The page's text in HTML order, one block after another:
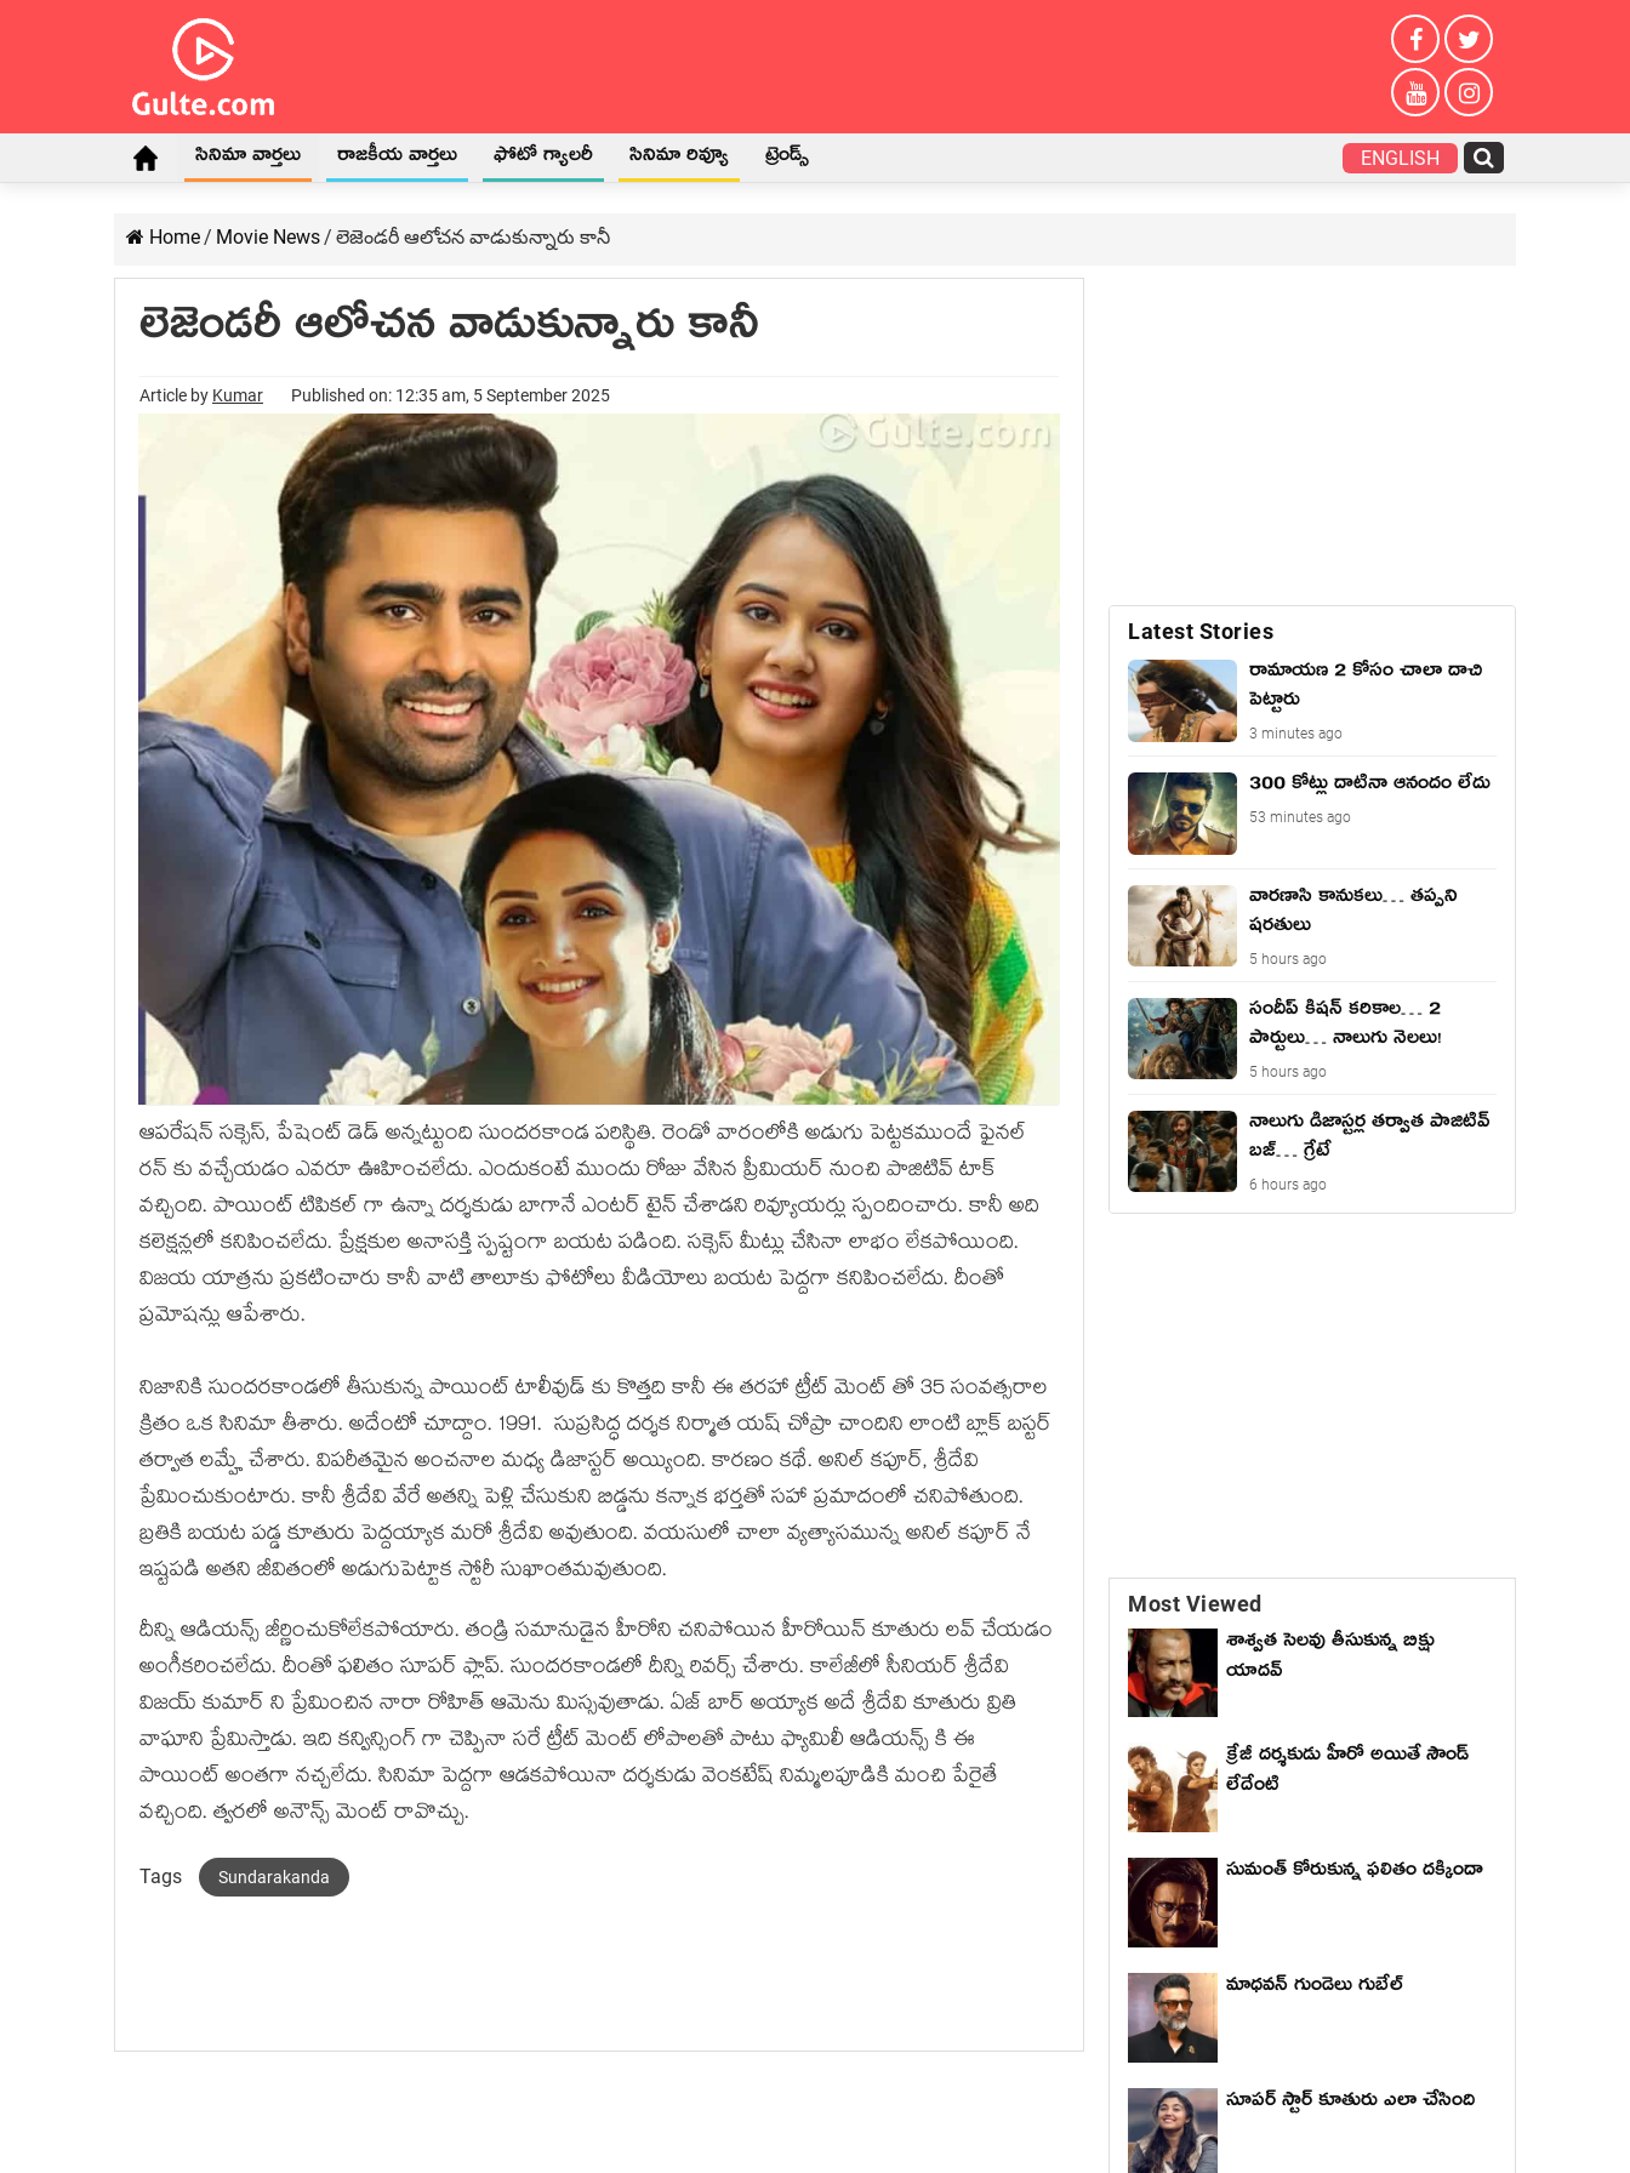
సినిమా వార్తలు రాజకీయ వార్తలు ఫోటో గ్యాలరీ సినిమా రివ్యూ ట్రెండ్స్ ENGLISH
Home/ Movie News/ లెజెండరీ ఆలోచన వాడుకున్నారు కానీ
లెజెండరీ ఆలోచన వాడుకున్నారు కానీ
Article by Kumar Published on: 12:35 am, 5 September 2025
ఆపరేషన్ సక్సెస్, పేషెంట్ డెడ్ అన్నట్టుంది సుందరకాండ పరిస్థితి. రెండో వారంలోకి అడుగు పెట్టకముందే ఫైనల్
రన్ కు వచ్చేయడం ఎవరూ ఊహించలేదు. ఎందుకంటే ముందు రోజు వేసిన ప్రీమియర్ నుంచి పాజిటివ్ టాక్
వచ్చింది. పాయింట్ టిపికల్ గా ఉన్నా దర్శకుడు బాగానే ఎంటర్ టైన్ చేశాడని రివ్యూయర్లు స్పందించారు. కానీ అది
కలెక్షన్లలో కనిపించలేదు. ప్రేక్షకుల అనాసక్తి స్పష్టంగా బయట పడింది. సక్సెస్ మీట్లు చేసినా లాభం లేకపోయింది.
విజయ యాత్రను ప్రకటించారు కానీ వాటి తాలూకు ఫోటోలు వీడియోలు బయట పెద్దగా కనిపించలేదు. దీంతో
ప్రమోషన్లు ఆపేశారు.
నిజానికి సుందరకాండలో తీసుకున్న పాయింట్ టాలీవుడ్ కు కొత్తది కానీ ఈ తరహా ట్రీట్ మెంట్ తో 35 సంవత్సరాల
క్రితం ఒక సినిమా తీశారు. అదేంటో చూద్దాం. 1991. సుప్రసిద్ధ దర్శక నిర్మాత యష్ చోప్రా చాందిని లాంటి బ్లాక్ బస్టర్
తర్వాత లమ్హే చేశారు. విపరీతమైన అంచనాల మధ్య డిజాస్టర్ అయ్యింది. కారణం కథే. అనిల్ కపూర్, శ్రీదేవి
ప్రేమించుకుంటారు. కానీ శ్రీదేవి వేరే అతన్ని పెళ్లి చేసుకుని బిడ్డను కన్నాక భర్తతో సహా ప్రమాదంలో చనిపోతుంది.
బ్రతికి బయట పడ్డ కూతురు పెద్దయ్యాక మరో శ్రీదేవి అవుతుంది. వయసులో చాలా వ్యత్యాసమున్న అనిల్ కపూర్ నే
ఇష్టపడి అతని జీవితంలో అడుగుపెట్టాక స్టోరీ సుఖాంతమవుతుంది.
దీన్ని ఆడియన్స్ జీర్ణించుకోలేకపోయారు. తండ్రి సమానుడైన హీరోని చనిపోయిన హీరోయిన్ కూతురు లవ్ చేయడం
అంగీకరించలేదు. దీంతో ఫలితం సూపర్ ఫ్లాప్. సుందరకాండలో దీన్ని రివర్స్ చేశారు. కాలేజీలో సీనియర్ శ్రీదేవి
విజయ్ కుమార్ ని ప్రేమించిన నారా రోహిత్ ఆమెను మిస్సవుతాడు. ఏజ్ బార్ అయ్యాక అదే శ్రీదేవి కూతురు వ్రితి
వాఘాని ప్రేమిస్తాడు. ఇది కన్విన్సింగ్ గా చెప్పినా సరే ట్రీట్ మెంట్ లోపాలతో పాటు ఫ్యామిలీ ఆడియన్స్ కి ఈ
పాయింట్ అంతగా నచ్చలేదు. సినిమా పెద్దగా ఆడకపోయినా దర్శకుడు వెంకటేష్ నిమ్మలపూడికి మంచి పేరైతే
వచ్చింది. త్వరలో అనౌన్స్ మెంట్ రావొచ్చు.
Tags Sundarakanda
Latest Stories
రామాయణ 2 కోసం చాలా దాచి
పెట్టారు
3 minutes ago
300 కోట్లు దాటినా ఆనందం లేదు
53 minutes ago
వారణాసి కానుకలు… తప్పని
షరతులు
5 hours ago
సందీప్ కిషన్ కరికాల… 2
పార్టులు… నాలుగు నెలలు!
5 hours ago
నాలుగు డిజాస్ట‌ర్ల త‌ర్వాత పాజిటివ్
బ‌జ్… గ్రేటే
6 hours ago
Most Viewed
శాశ్వత సెలవు తీసుకున్న బిక్షు
యాదవ్
క్రేజీ దర్శకుడు హీరో అయితే సౌండ్
లేదేంటి
సుమంత్ కోరుకున్న ఫలితం దక్కిందా
మాధ‌వ‌న్ గుండెలు గుబేల్‌
సూపర్ స్టార్ కూతురు ఎలా చేసింది